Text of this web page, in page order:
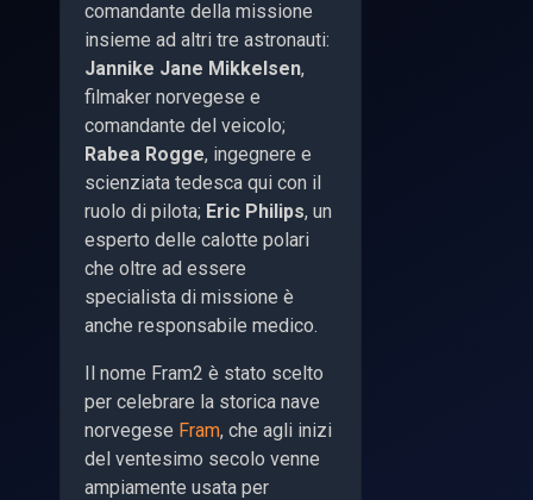
comandante della missione
insieme ad altri tre astronauti:
Jannike Jane Mikkelsen,
filmaker norvegese e
comandante del veicolo;
Rabea Rogge, ingegnere e
scienziata tedesca qui con il
ruolo di pilota; Eric Philips, un
esperto delle calotte polari
che oltre ad essere
specialista di missione è
anche responsabile medico.
Il nome Fram2 è stato scelto
per celebrare la storica nave
norvegese Fram, che agli inizi
del ventesimo secolo venne
ampiamente usata per